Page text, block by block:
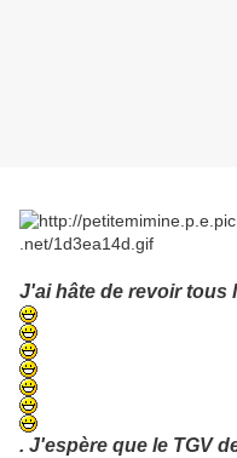
J'ai hâte de revoir tous
. J'espère que le TGV